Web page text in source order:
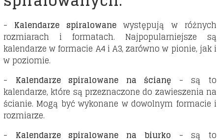
- Kalendarze spiralowanewystępują w różnych
rozmiarach i formatach. Najpopularniejsze są
kalendarze w formacie A4 i A3, zarówno w pionie, jak i
w poziomie.
- Kalendarze spiralowane na ścianę - są to
kalendarze, które są przeznaczone do zawieszenia na
ścianie. Mogą być wykonane w dowolnym formacie i
rozmiarze.
- Kalendarze spiralowane na biurko - są to